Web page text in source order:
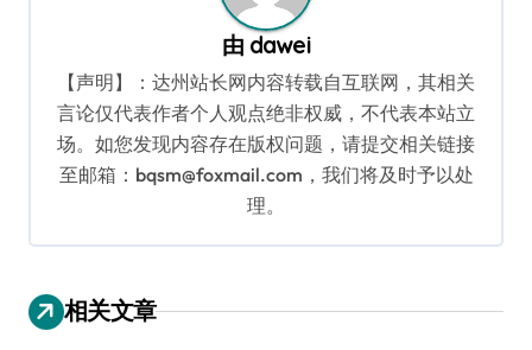
由 dawei
【声明】：达州站长网内容转载自互联网，其相关
言论仅代表作者个人观点绝非权威，不代表本站立
场。如您发现内容存在版权问题，请提交相关链接
至邮箱：bqsm@foxmail.com，我们将及时予以处
理。
相关文章